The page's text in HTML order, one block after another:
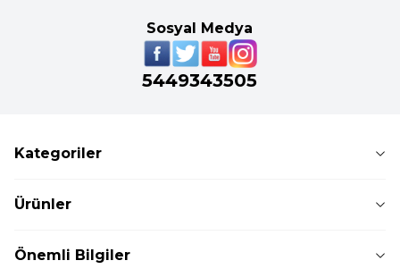
Sosyal Medya
5449343505
Kategoriler
Ürünler
Önemli Bilgiler